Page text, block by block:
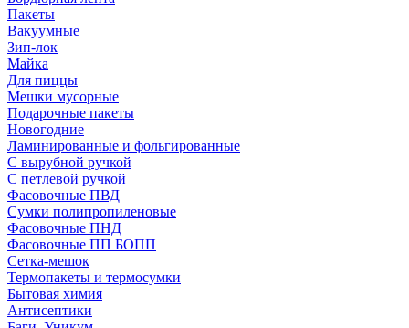
Пакеты
Вакуумные
Зип-лок
Майка
Для пиццы
Мешки мусорные
Подарочные пакеты
Новогодние
Ламинированные и фольгированные
С вырубной ручкой
С петлевой ручкой
Фасовочные ПВД
Сумки полипропиленовые
Фасовочные ПНД
Фасовочные ПП БОПП
Сетка-мешок
Термопакеты и термосумки
Бытовая химия
Антисептики